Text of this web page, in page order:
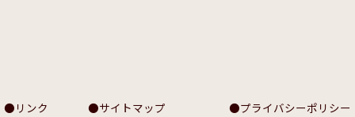
リンク サイトマップ プライバシーポリシー